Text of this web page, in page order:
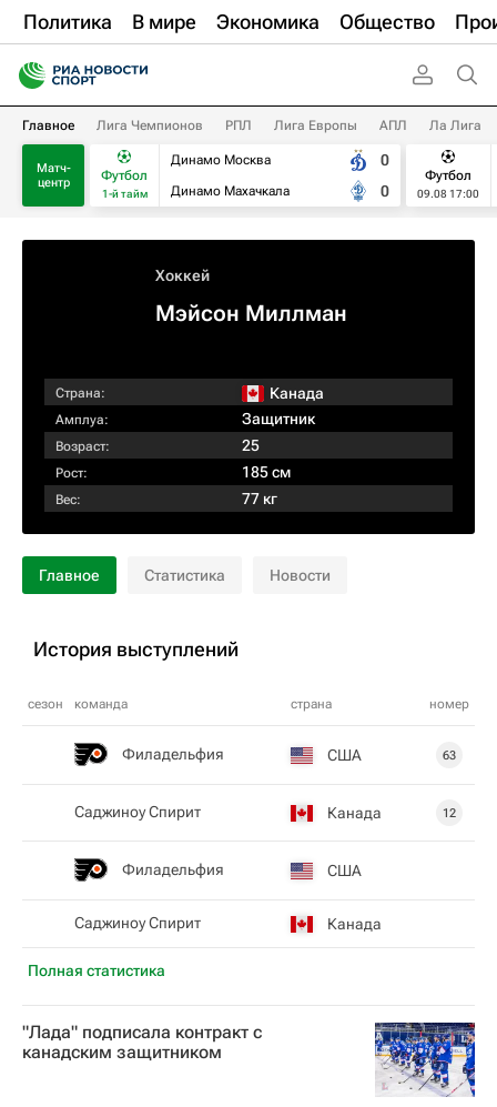
Политика В мире Экономика Общество
Главное Лига Чемпионов РПЛ Лига Европы АПЛ Ла Лига
Матч-
центр
Футбол
1-й тайм
Динамо Москва
Динамо Махачкала
0
0
Футбол
09.08 17:00
Хоккей
Мэйсон Миллман
Страна: Канада
Амплуа: Защитник
Возраст: 25
Рост: 185 см
Вес: 77 кг
Главное Статистика Новости
История выступлений
сезон команда страна номер
Полная статистика
Филадельфия США 63
Саджиноу Спирит Канада 12
Филадельфия США
Саджиноу Спирит Канада
"Лада" подписала контракт с
канадским защитником